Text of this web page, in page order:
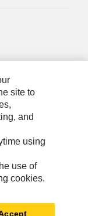
los derechos
site to
and
using
use of
cookies.